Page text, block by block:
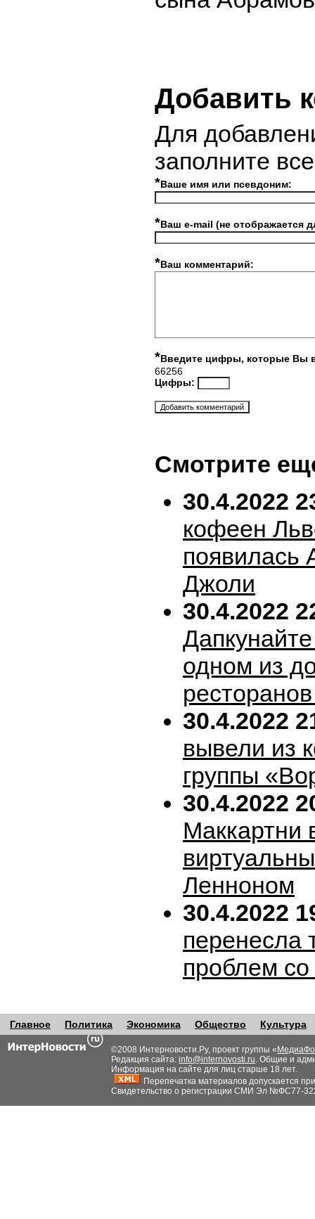
Добавить
Для
заполните
*Ваше имя или псевдоним:
*Ваш e-mail (не отображается
*Ваш комментарий:
*Введите цифры, которые Вы
66256
Цифры:
Смотрите
30.4.2022
кофеен
появилась
Джоли
30.4.2022
одном из
30.4.2022
вывели из
группы
30.4.2022
Маккартни
Ленноном
30.4.2022
перенесла
проблем
Главное Политика Экономика Общество Культура
©2008 Интерновости.Ру, проект группы «
Редакция сайта: info@internovosti.ru. Общие и
Информация на сайте для лиц старше 18 лет.
Перепечатка материалов допускается
Свидетельство о регистрации СМИ Эл №ФС77-